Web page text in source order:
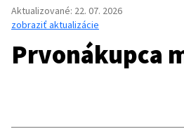
Aktualizované: 22. 07. 2026
zobraziť aktualizácie
Prvonákupca